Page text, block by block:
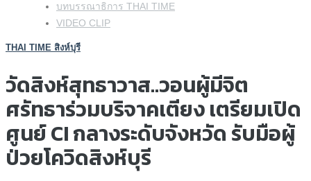
บทบรรณาธิการ THAI TIME
VIDEO CLIP
THAI TIME สิงห์บุรี
วัดสิงห์สุทธาวาส..วอนผู้มีจิต
ศรัทธาร่วมบริจาคเตียง เตรียมเปิด
ศูนย์ CI กลางระดับจังหวัด รับมือผู้
ป่วยโควิดสิงห์บุรี